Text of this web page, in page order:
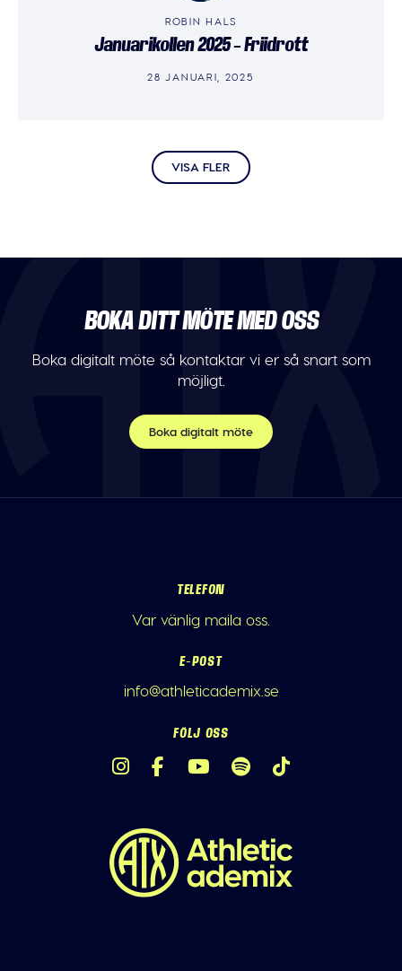
ROBIN HALS
Januarikollen 2025 – Friidrott
28 JANUARI, 2025
VISA FLER
BOKA DITT MÖTE MED OSS
Boka digitalt möte så kontaktar vi er så snart som
möjligt.
Boka digitalt möte
TELEFON
Var vänlig maila oss.
E-POST
info@athleticademix.se
FÖLJ OSS